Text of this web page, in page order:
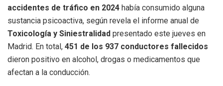
accidentes de tráfico en 2024 había consumido alguna
sustancia psicoactiva, según revela el informe anual de
Toxicología y Siniestralidad presentado este jueves en
Madrid. En total, 451 de los 937 conductores fallecidos
dieron positivo en alcohol, drogas o medicamentos que
afectan a la conducción.